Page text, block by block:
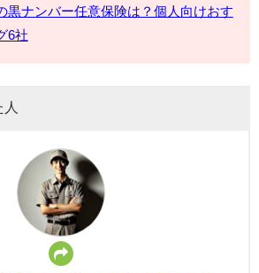
黒ナンバー任意保険は？個人向けおす
6社